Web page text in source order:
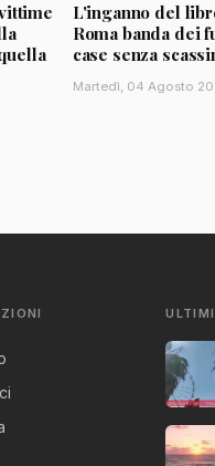
L'inganno del
Roma banda dei
case senza
Martedì, 04 Agosto